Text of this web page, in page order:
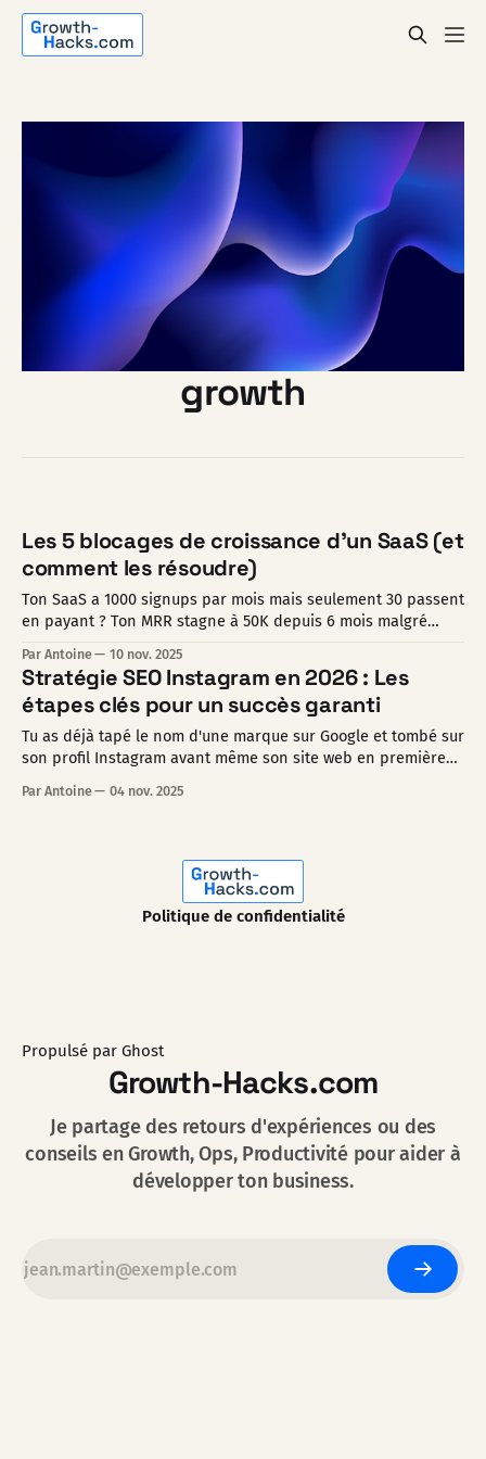
growth
Les 5 blocages de croissance d'un SaaS (et
comment les résoudre)
Ton SaaS a 1000 signups par mois mais seulement 30 passent
en payant ? Ton MRR stagne à 50K depuis 6 mois malgré
marketing mais la conversion ne décolle pas ? Franchement,
j'ai vu ça trop souvent. Des SaaS qui ont du
Par Antoine 10 nov. 2025
Stratégie SEO Instagram en 2026 : Les
étapes clés pour un succès garanti
Tu as déjà tapé le nom d'une marque sur Google et tombé sur
son profil Instagram avant même son site web en première
Instagram apparaissent systématiquement dans les premiers
Par Antoine 04 nov. 2025
Politique de confidentialité
Propulsé par Ghost
Growth-Hacks.com
Je partage des retours d'expériences ou des
conseils en Growth, Ops, Productivité pour aider à
développer ton business.